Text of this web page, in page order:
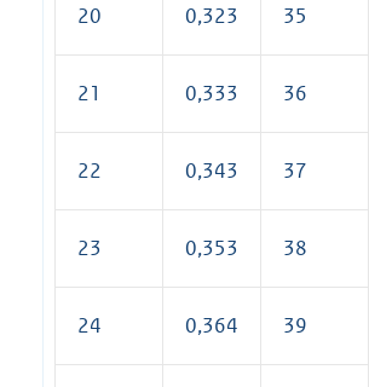
20 0,323 35
21 0,333 36
22 0,343 37
23 0,353 38
24 0,364 39